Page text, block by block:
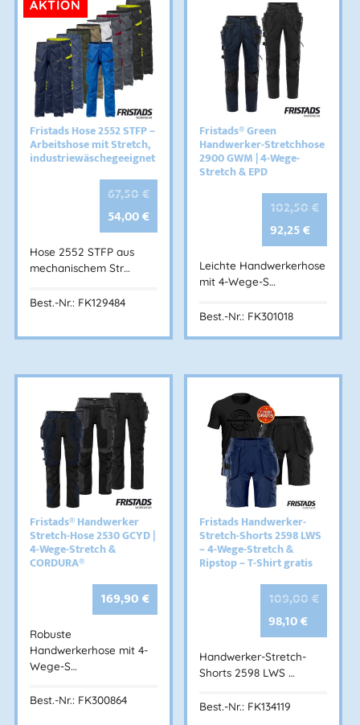
AKTION
Fristads Hose 2552 STFP –
Arbeitshose mit Stretch,
industriewäschegeeignet
67,50€
54,00€
Hose 2552 STFP aus
mechanischem Str…
Best.-Nr.: FK129484
Fristads® Green
Handwerker-Stretchhose
2900 GWM | 4-Wege-
Stretch & EPD
102,50€
92,25€
Leichte Handwerkerhose
mit 4-Wege-S…
Best.-Nr.: FK301018
Fristads® Handwerker
Stretch-Hose 2530 GCYD |
4-Wege-Stretch &
CORDURA®
169,90€
Robuste
Handwerkerhose mit 4-
Wege-S…
Best.-Nr.: FK300864
Fristads Handwerker-
Stretch-Shorts 2598 LWS
– 4-Wege-Stretch &
Ripstop – T-Shirt gratis
109,00€
98,10€
Handwerker-Stretch-
Shorts 2598 LWS …
Best.-Nr.: FK134119